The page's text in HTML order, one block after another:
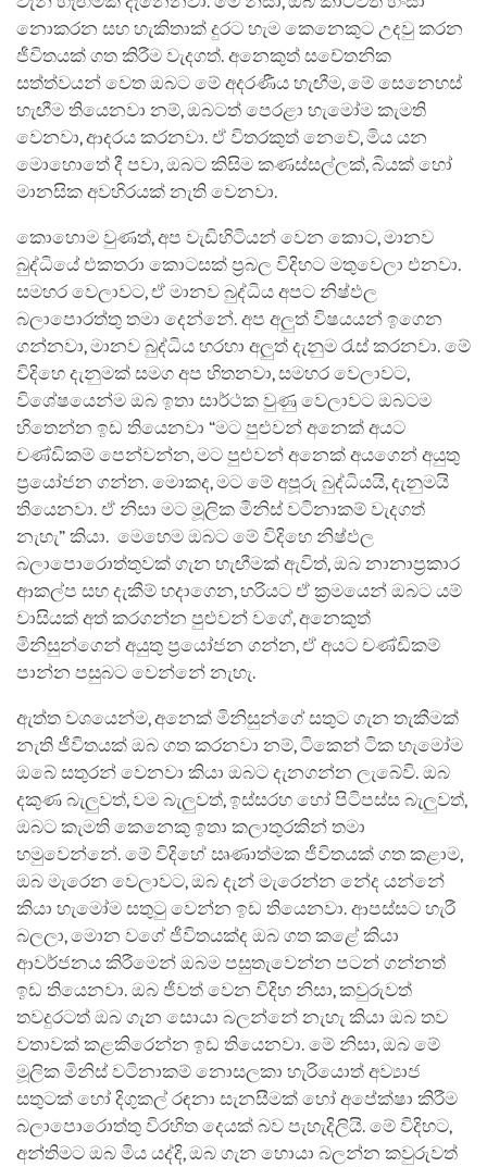
නොකරන සහ හැකිතාක් දුරට හැම කෙනෙකුට උදවු කරන
ජීවිතයක් ගත කිරීම වැදගත්. අනෙකුත් සචේතනික
සත්ත්වයන් වෙත ඔබට මේ අදරණීය හැඟීම, මේ සෙනෙහස්
හැඟීම තියෙනවා නම්, ඔබටත් පෙරළා හැමෝම කැමති
වෙනවා, ආදරය කරනවා. ඒ විතරකුත් නෙවේ, මිය යන
මොහොතේ දී පවා, ඔබට කිසිම කණස්සල්ලක්, බියක් හෝ
මානසික අවහිරයක් නැති වෙනවා.
කොහොම වුණත්, අප වැඩිහිටියන් වෙන කොට, මානව
බුද්ධියේ එකතරා කොටසක් ප්‍රබල විදිහට මතුවෙලා එනවා.
සමහර වෙලාවට, ඒ මානව බුද්ධිය අපට නිෂ්ඵල
බලාපොරත්තු තමා දෙන්නේ. අප අලුත් විෂයයන් ඉගෙන
ගන්නවා, මානව බුද්ධිය හරහා අලුත් දැනුම රැස් කරනවා. මේ
විදිහෙ දැනුමක් සමග අප හිතනවා, සමහර වෙලාවට,
විශේෂයෙන්ම ඔබ ඉතා සාර්ථක වුණු වෙලාවට ඔබටම
හිතෙන්න ඉඩ තියෙනවා “මට පුළුවන් අනෙක් අයට
චණ්ඩිකම් පෙන්වන්න, මට පුළුවන් අනෙක් අයගෙන් අයුතු
ප්‍රයෝජන ගන්න. මොකද, මට මේ අපූරු බුද්ධියයි, දැනුමයි
තියෙනවා. ඒ නිසා මට මූලික මිනිස් වටිනාකම් වැදගත්
නැහැ” කියා. මෙහෙම ඔබට මේ විදිහෙ නිෂ්ඵල
බලාපොරොත්තුවක් ගැන හැඟීමක් ඇවිත්, ඔබ නානාප්‍රකාර
ආකල්ප සහ දැකීම් හදාගෙන, හරියට ඒ ක්‍රමයෙන් ඔබට යම්
වාසියක් අත් කරගන්න පුළුවන් වගේ, අනෙකුත්
මිනිසුන්ගෙන් අයුතු ප්‍රයෝජන ගන්න, ඒ අයට චණ්ඩිකම්
පාන්න පසුබට වෙන්නේ නැහැ.
ඇත්ත වශයෙන්ම, අනෙක් මිනිසුන්ගේ සතුට ගැන තැකීමක්
නැති ජීවිතයක් ඔබ ගත කරනවා නම්, ටිකෙන් ටික හැමෝම
ඔබේ සතුරන් වෙනවා කියා ඔබට දැනගන්න ලැබේවි. ඔබ
දකුණ බැලුවත්, වම බැලුවත්, ඉස්සරහ හෝ පිටිපස්ස බැලුවත්,
ඔබට කැමති කෙනෙකු ඉතා කලාතුරකින් තමා
හමුවෙන්නේ. මේ විදිහේ ඍණාත්මක ජීවිතයක් ගත කළාම,
ඔබ මැරෙන වෙලාවට, ඔබ දැන් මැරෙන්න නේද යන්නේ
කියා හැමෝම සතුටු වෙන්න ඉඩ තියෙනවා. ආපස්සට හැරී
බලලා, මොන වගේ ජීවිතයක්ද ඔබ ගත කළේ කියා
ආවර්ජනය කිරීමෙන් ඔබම පසුතැවෙන්න පටන් ගන්නත්
ඉඩ තියෙනවා. ඔබ ජීවත් වෙන විදිහ නිසා, කවුරුවත්
තවදුරටත් ඔබ ගැන සොයා බලන්නේ නැහැ කියා ඔබ තව
වතාවක් කළකිරෙන්න ඉඩ තියෙනවා. මේ නිසා, ඔබ මේ
මූලික මිනිස් වටිනාකම් නොසලකා හැරියොත් අව්‍යාජ
සතුටක් හෝ දිගුකල් රඳනා සැනසීමක් හෝ අපේක්ෂා කිරීම
බලාපොරොත්තු විරහිත දෙයක් බව පැහැදිලියි. මේ විදිහට,
අන්තිමට ඔබ මිය යද්දි, ඔබ ගැන හොයා බලන්න කවුරුවත්